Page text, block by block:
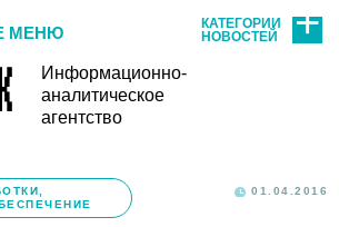
Информационно-
аналитическое
агентство
МЕНЮ
КАТЕГОРИИ
НОВОСТЕЙ
01.04.2016